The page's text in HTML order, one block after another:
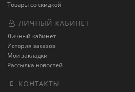
Товары со скидкой
ЛИЧНЫЙ КАБИНЕТ
Личный кабинет
История заказов
Мои закладки
Рассылка новостей
КОНТАКТЫ